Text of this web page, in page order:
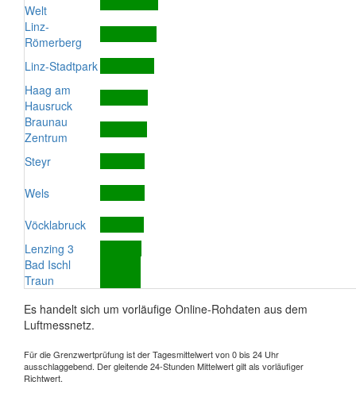
Welt
Linz-
Römerberg
Linz-Stadtpark
Haag am
Hausruck
Braunau
Zentrum
Steyr
Wels
Vöcklabruck
Lenzing 3
Bad Ischl
Traun
Es handelt sich um vorläufige Online-Rohdaten aus dem
Luftmessnetz.
Für die Grenzwertprüfung ist der Tagesmittelwert von 0 bis 24 Uhr
ausschlaggebend. Der gleitende 24-Stunden Mittelwert gilt als vorläufiger
Richtwert.